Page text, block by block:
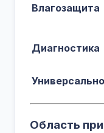
Влагозащита
Диагностика
Область